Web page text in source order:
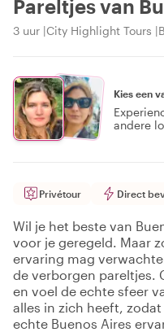
Pareltjes van
3 uur City Highlight Tours
Kies een
andere
Privétour Direct
Wil je het beste van
voor je geregeld. Maar
ervaring mag
de verborgen pareltjes.
en voel de echte sfeer
alles in zich heeft,
echte Buenos Aires